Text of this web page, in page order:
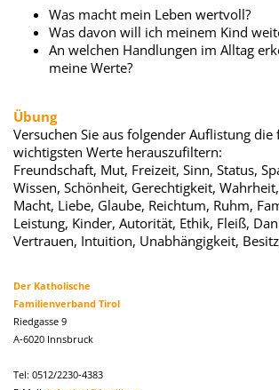
Was macht mein Leben wertvoll?
Was davon will ich meinem Kind
An welchen Handlungen im Alltag
meine Werte?
Übung
Versuchen Sie aus folgender Auflistung die
wichtigsten Werte herauszufiltern:
Freundschaft, Mut, Freizeit, Sinn, Status,
Wissen, Schönheit, Gerechtigkeit,
Macht, Liebe, Glaube, Reichtum, Ruhm,
Leistung, Kinder, Autorität, Ethik, Fleiß,
Vertrauen, Intuition, Unabhängigkeit,
Der Katholische
Familienverband Tirol
Riedgasse 9
A-6020 Innsbruck
Tel: 0512/2230-4383